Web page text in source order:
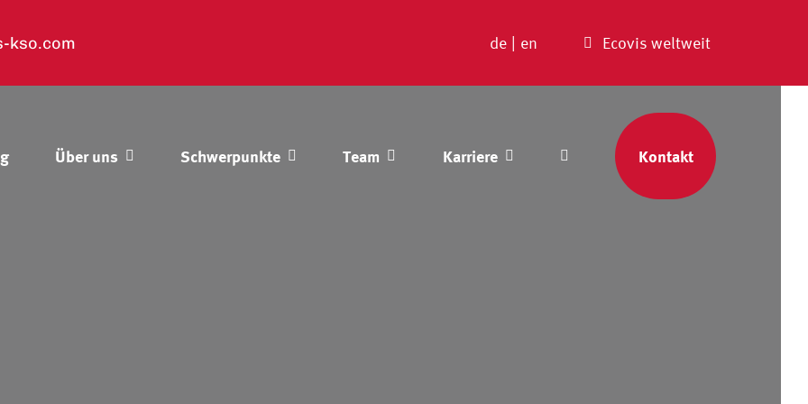
kso.com de | en Ecovis weltweit
Über uns Schwerpunkte Team Karriere Kontakt